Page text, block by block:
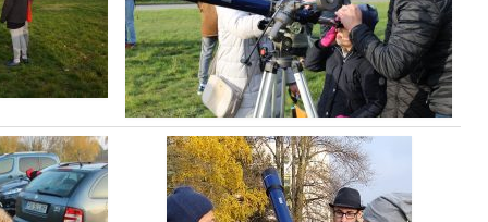
Lekcje astronomii
Inna działalność
Fundacja Ziemia i Kosmos
Noc Naukowców